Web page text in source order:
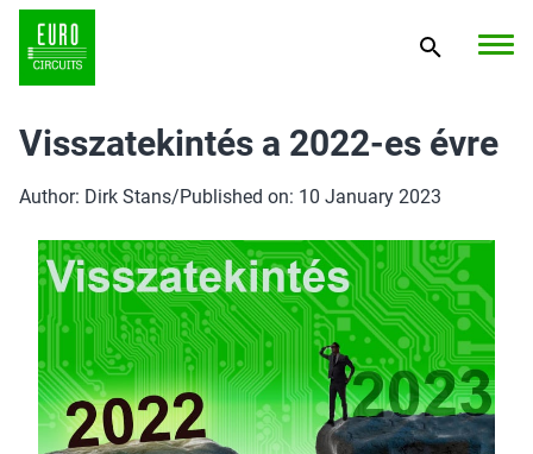
Visszatekintés a 2022-es évre
Author: Dirk Stans/Published on: 10 January 2023